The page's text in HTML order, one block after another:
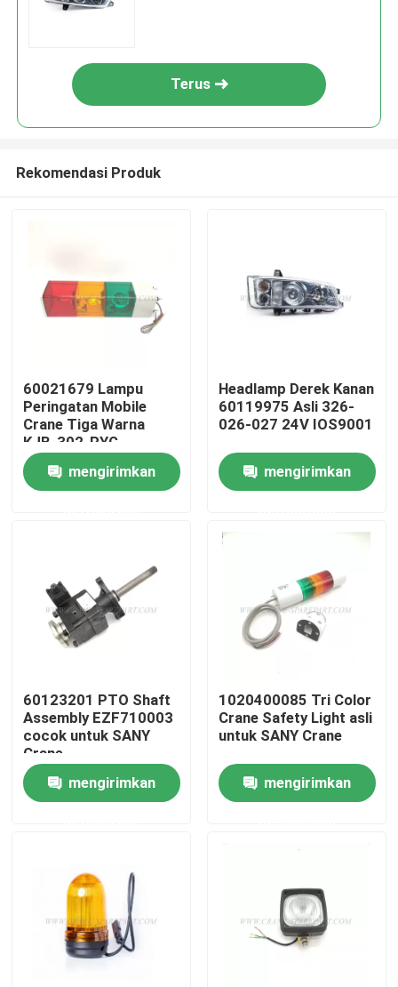
Rumah
Tentang kita
Wisata pabrik
Kontrol kualitas
Hubungi kami
Suku cadang derek
Terus
Rekomendasi Produk
60021679 Lampu
Peringatan Mobile
Crane Tiga Warna
KJB-302-RYG
mengirimkan
Headlamp Derek Kanan
60119975 Asli 326-
026-027 24V IOS9001
mengirimkan
60123201 PTO Shaft
Assembly EZF710003
cocok untuk SANY
Crane
mengirimkan
1020400085 Tri Color
Crane Safety Light asli
untuk SANY Crane
mengirimkan